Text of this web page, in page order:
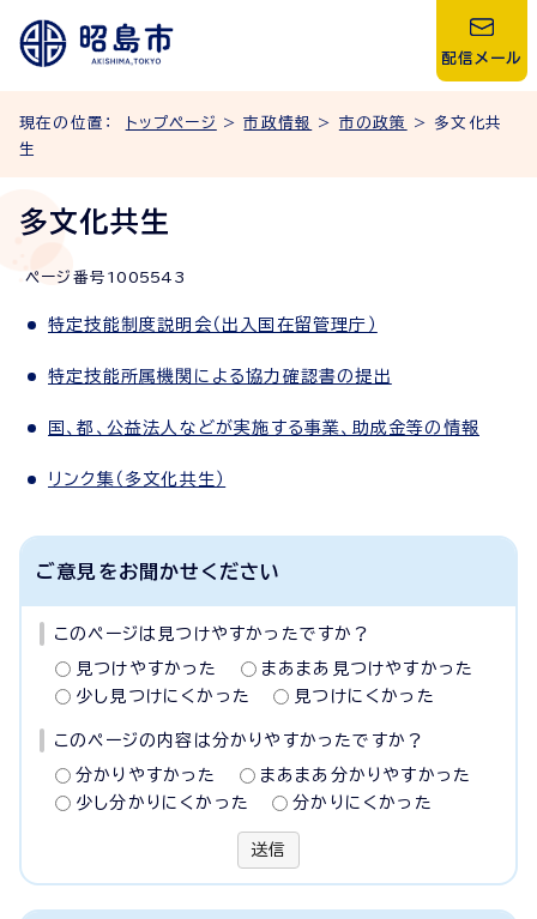
配信メール
現在の位置： トップページ >市政情報 > 市の政策
> 多文化共
生
多文化共生
ページ番号 1005543
特定技能制度説明会（出入国在留管理庁）
特定技能所属機関による協力確認書の提出
国、都、公益法人などが実施する事業、助成金等の情報
リンク集（多文化共生）
ご意見をお聞かせください
このページは見つけやすかったですか？
見つけやすかった
まあまあ見つけやすかった
少し見つけにくかった
見つけにくかった
このページの内容は分かりやすかったですか？
分かりやすかった
まあまあ分かりやすかった
少し分かりにくかった
分かりにくかった
送信